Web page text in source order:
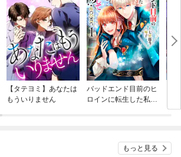
【タテヨミ】あなたは
もういりません
バッドエンド目前のヒ
ロインに転生した私、
もっと見る